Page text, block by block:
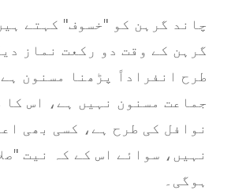
چاند گرہن کو "خسوف" کہتے
گرہن کے وقت دو رکعت نماز
طرح انفراداً پڑھنا مسنون
جماعت مسنون نہیں ہے، اس کا
نوافل کی طرح ہے، کسی بھی
نہیں، سوائے اس کے کہ نیت
ہوگی۔